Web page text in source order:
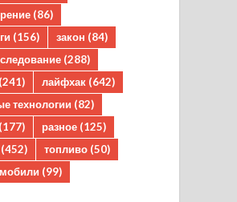
(86)
(156) закон (84)
(288)
(241) лайфхак (642)
технологии (82)
(177) разное (125)
(452) топливо (50)
(99)